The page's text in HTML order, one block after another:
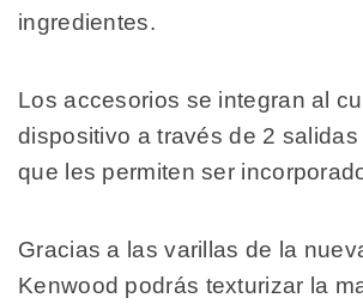
ingredientes.
Los accesorios se integran al
dispositivo a través de 2
que les permiten ser
Gracias a las varillas de la
Kenwood podrás texturizar la